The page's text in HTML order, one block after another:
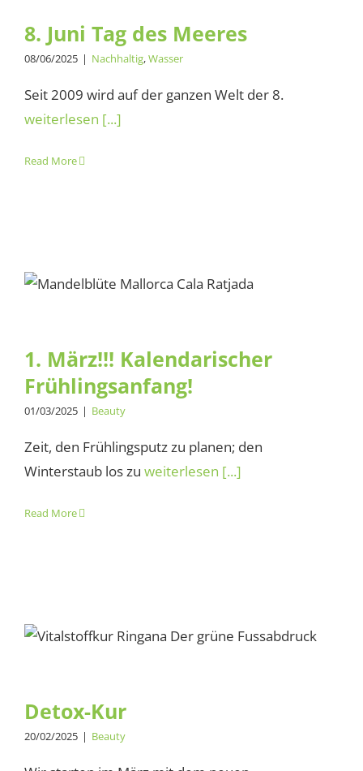
8. Juni Tag des Meeres
08/06/2025 | Nachhaltig,Wasser
Seit 2009 wird auf der ganzen Welt der 8.
weiterlesen [...]
Read More
1. März!!! Kalendarischer
1. März!!! Kalendarischer
Frühlingsanfang!
01/03/2025 | Beauty
Zeit, den Frühlingsputz zu planen; den
Winterstaub los zu weiterlesen [...]
Read More
Detox-Kur
Detox-Kur
20/02/2025 | Beauty